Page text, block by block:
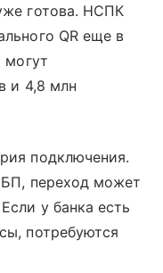
готова. НСПК
QR еще в
могут
и 4,8 млн
подключения.
переход может
у банка есть
потребуются